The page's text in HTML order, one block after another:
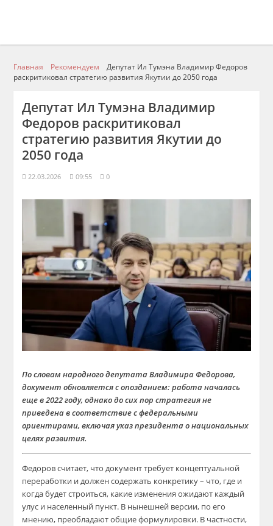
Главная Рекомендуем
Депутат Ил Тумэна Владимир Федоров
раскритиковал стратегию развития Якутии до 2050 года
Депутат Ил Тумэна Владимир
Федоров раскритиковал
стратегию развития Якутии до
2050 года
22.03.2026 09:55 0
По словам народного депутата Владимира Федорова,
документ обновляется с опозданием: работа началась
еще в 2022 году, однако до сих пор стратегия не
приведена в соответствие с федеральными
ориентирами, включая указ президента о национальных
целях развития.
Федоров считает, что документ требует концептуальной
переработки и должен содержать конкретику – что, где и
когда будет строиться, какие изменения ожидают каждый
улус и населенный пункт. В нынешней версии, по его
мнению, преобладают общие формулировки. В частности,